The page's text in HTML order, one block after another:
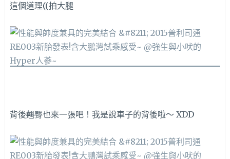
這個道理((拍大腿
背後翹臀也來一張吧！我是說車子的背後啦～ XDD